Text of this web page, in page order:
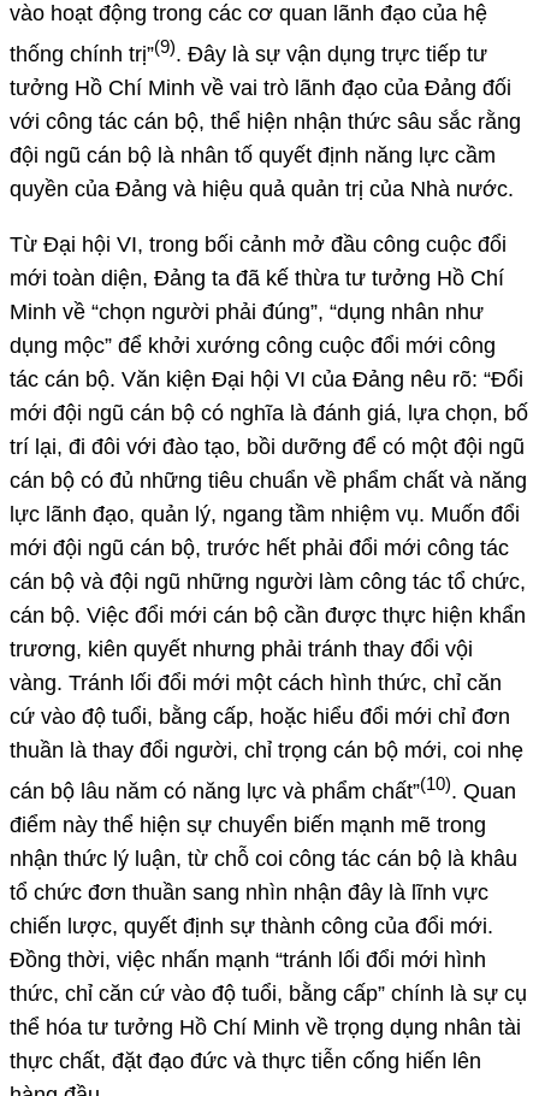
vào hoạt động trong các cơ quan lãnh đạo của hệ
thống chính trị”(9). Đây là sự vận dụng trực tiếp tư
tưởng Hồ Chí Minh về vai trò lãnh đạo của Đảng đối
với công tác cán bộ, thể hiện nhận thức sâu sắc rằng
đội ngũ cán bộ là nhân tố quyết định năng lực cầm
quyền của Đảng và hiệu quả quản trị của Nhà nước.
Từ Đại hội VI, trong bối cảnh mở đầu công cuộc đổi
mới toàn diện, Đảng ta đã kế thừa tư tưởng Hồ Chí
Minh về “chọn người phải đúng”, “dụng nhân như
dụng mộc” để khởi xướng công cuộc đổi mới công
tác cán bộ. Văn kiện Đại hội VI của Đảng nêu rõ: “Đổi
mới đội ngũ cán bộ có nghĩa là đánh giá, lựa chọn, bố
trí lại, đi đôi với đào tạo, bồi dưỡng để có một đội ngũ
cán bộ có đủ những tiêu chuẩn về phẩm chất và năng
lực lãnh đạo, quản lý, ngang tầm nhiệm vụ. Muốn đổi
mới đội ngũ cán bộ, trước hết phải đổi mới công tác
cán bộ và đội ngũ những người làm công tác tổ chức,
cán bộ. Việc đổi mới cán bộ cần được thực hiện khẩn
trương, kiên quyết nhưng phải tránh thay đổi vội
vàng. Tránh lối đổi mới một cách hình thức, chỉ căn
cứ vào độ tuổi, bằng cấp, hoặc hiểu đổi mới chỉ đơn
thuần là thay đổi người, chỉ trọng cán bộ mới, coi nhẹ
cán bộ lâu năm có năng lực và phẩm chất”(10). Quan
điểm này thể hiện sự chuyển biến mạnh mẽ trong
nhận thức lý luận, từ chỗ coi công tác cán bộ là khâu
tổ chức đơn thuần sang nhìn nhận đây là lĩnh vực
chiến lược, quyết định sự thành công của đổi mới.
Đồng thời, việc nhấn mạnh “tránh lối đổi mới hình
thức, chỉ căn cứ vào độ tuổi, bằng cấp” chính là sự cụ
thể hóa tư tưởng Hồ Chí Minh về trọng dụng nhân tài
thực chất, đặt đạo đức và thực tiễn cống hiến lên